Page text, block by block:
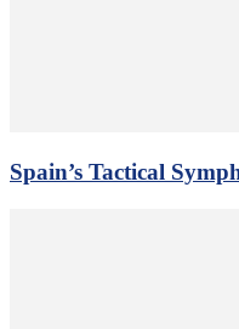
Spain’s Tactical